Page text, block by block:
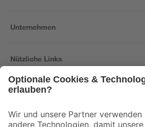
Unternehmen
Nützliche Links
Der toom Newsletter: Keine Angebote und